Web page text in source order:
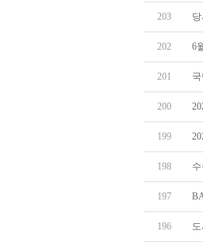
203
202 6
201
200
199
198
197
196